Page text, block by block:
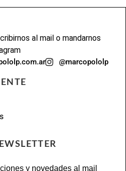
al mail o mandarnos
@marcopololp
y novedades al mail